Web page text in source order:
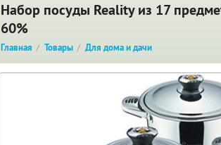
Набор посуды Reality из 17
60%
Главная Товары Для дома и дачи